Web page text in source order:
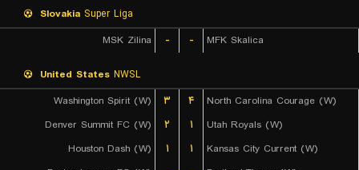
Slovakia Super Liga
MSK Zilina
- - MFK Skalica
United States NWSL
Washington Spirit (W)
۳ ۴
North Carolina Courage (W)
Denver Summit FC (W)
۲ ۱
Utah Royals (W)
Houston Dash (W)
۱ ۱
Kansas City Current (W)